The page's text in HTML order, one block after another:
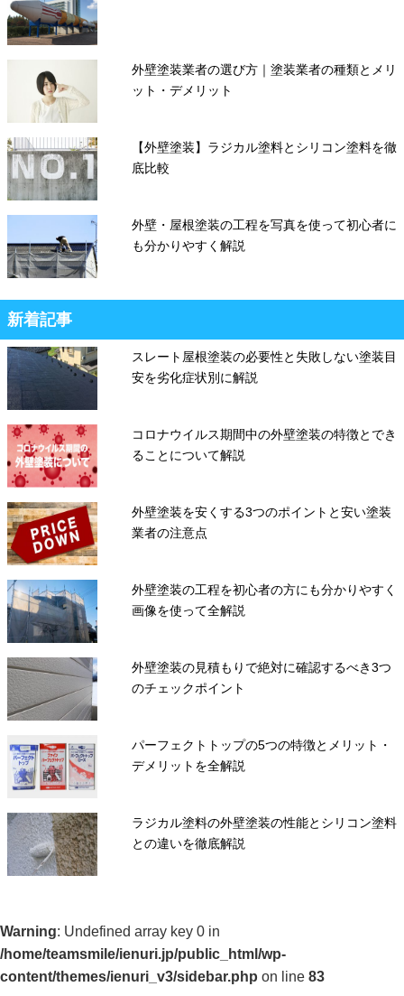
外壁塗装業者の選び方｜塗装業者の種類とメリ
ット・デメリット
【外壁塗装】ラジカル塗料とシリコン塗料を徹
底比較
外壁・屋根塗装の工程を写真を使って初心者に
も分かりやすく解説
新着記事
スレート屋根塗装の必要性と失敗しない塗装目
安を劣化症状別に解説
コロナウイルス期間中の外壁塗装の特徴とでき
ることについて解説
外壁塗装を安くする3つのポイントと安い塗装
業者の注意点
外壁塗装の工程を初心者の方にも分かりやすく
画像を使って全解説
外壁塗装の見積もりで絶対に確認するべき3つ
のチェックポイント
パーフェクトトップの5つの特徴とメリット・
デメリットを全解説
ラジカル塗料の外壁塗装の性能とシリコン塗料
との違いを徹底解説
Warning: Undefined array key 0 in
/home/teamsmile/ienuri.jp/public_html/wp-
content/themes/ienuri_v3/sidebar.php on line 83